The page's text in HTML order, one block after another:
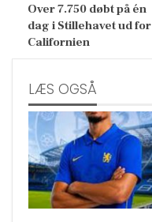
Over 7.750 døbt på én
dag i Stillehavet ud for
Californien
LÆS OGSÅ